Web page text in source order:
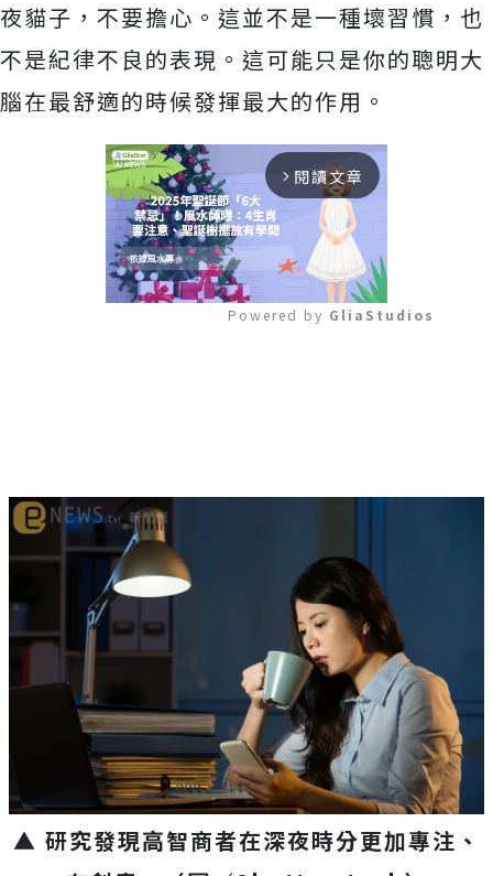
夜貓子，不要擔心。這並不是一種壞習慣，也
不是紀律不良的表現。這可能只是你的聰明大
腦在最舒適的時候發揮最大的作用。
arrow_forward_ios 閱讀文章
Powered by GliaStudios
▲ 研究發現高智商者在深夜時分更加專注、